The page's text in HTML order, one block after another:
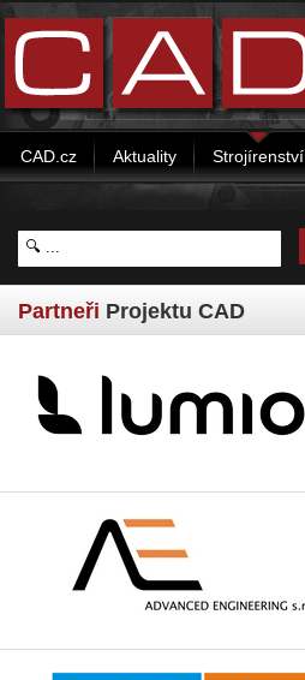
CAD.cz Aktuality Strojírenství
Partneři Projektu CAD